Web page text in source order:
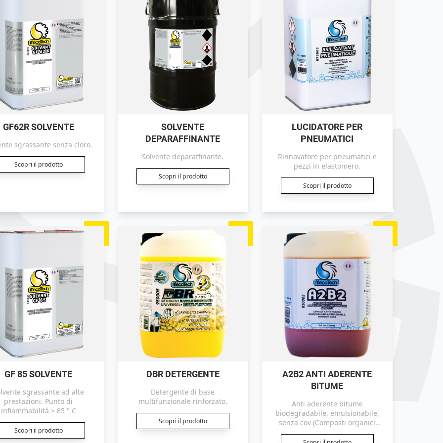
GF62R SOLVENTE
sgrassante senza cloro.
Scopri il prodotto
SOLVENTE
DEPARAFFINANTE
Solvente deparaffinante.
Scopri il prodotto
LUCIDATORE PER
PNEUMATICI
Rinnovatore per pneumatici e
pezzi in elastomero.
Scopri il prodotto
GF 85 SOLVENTE
sgrassante ad alte
prestazioni. Punto di
infiammabilità > 85 ° C
Scopri il prodotto
DBR DETERGENTE
Detergente di base
multifunzionale rinforzato.
Scopri il prodotto
A2B2 ANTI ADERENTE
BITUME
Anti aderente bitume
biodegradabile, emulsionabile,
senza cov (Composti organici